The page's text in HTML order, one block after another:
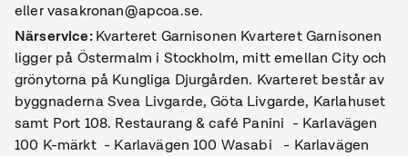
eller vasakronan@apcoa.se.
Närservice:Kvarteret Garnisonen Kvarteret Garnisonen
ligger på Östermalm i Stockholm, mitt emellan City och
grönytorna på Kungliga Djurgården. Kvarteret består av
byggnaderna Svea Livgarde, Göta Livgarde, Karlahuset
samt Port 108. Restaurang & café Panini - Karlavägen
100 K-märkt - Karlavägen 100 Wasabi - Karlavägen